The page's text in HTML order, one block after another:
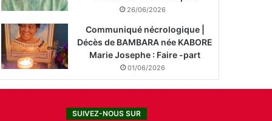
26/06/2026
Communiqué nécrologique |
Décès de BAMBARA née KABORE
Marie Josephe : Faire -part
01/06/2026
SUIVEZ-NOUS SUR